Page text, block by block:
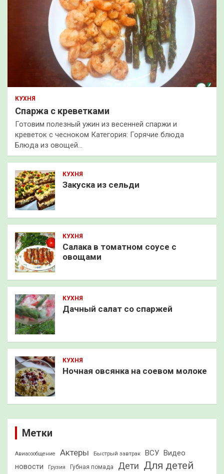
КУХНЯ
Спаржа с креветками
Готовим полезный ужин из весенней спаржи и
креветок с чесноком Категория: Горячие блюда
Блюда из овощей…
КУХНЯ
Закуска из сельди
КУХНЯ
Салака в томатном соусе с
овощами
КУХНЯ
Дачный салат со спаржей
КУХНЯ
Ночная овсянка на соевом молоке
Метки
Авиасообщение Актеры Быстрый завтрак ВСУ
Видео
новости
Грузия Губная помада Дети Для детей